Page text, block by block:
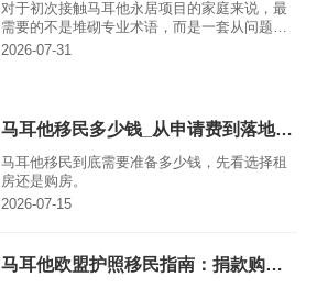
对于初次接触马耳他永居项目的家庭来说，最
需要的不是堆砌专业术语，而是一套从问题梳
理到具体行动的清晰路线。尤其是涉及配偶、
进，避免踩坑。
2026-07-31
马耳他移民多少钱_从申请费到落地成本，钱主要花在哪里
马耳他移民到底需要准备多少钱，先看选择租
房还是购房。
2026-07-15
马耳他欧盟护照移民指南：捐款购房租房三渠道、申请条件与总费用